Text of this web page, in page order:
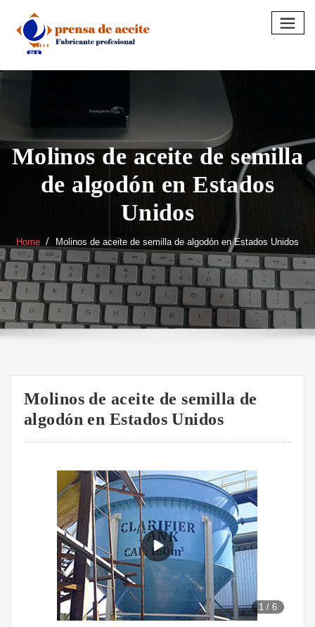
content
Molinos de aceite de semilla
de algodón en Estados
Unidos
Home Molinos de aceite de semilla de algodón en Estados Unidos
Molinos de aceite de semilla de
algodón en Estados Unidos
1 /6